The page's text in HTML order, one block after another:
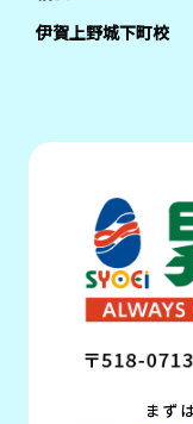
伊賀上野城下町校